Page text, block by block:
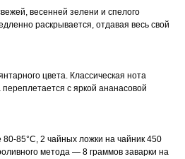
весенней зелени и спелого
раскрывается, отдавая весь свой
цвета. Классическая нота
переплетается c яркой ананасовой
85°C, 2 чайных ложки на чайник 450
метода — 8 граммов заварки на